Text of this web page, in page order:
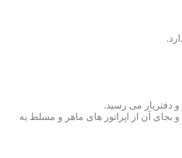
دفتریار می رسید.
و بجای آن از اپراتور های ماهر و مسلط به